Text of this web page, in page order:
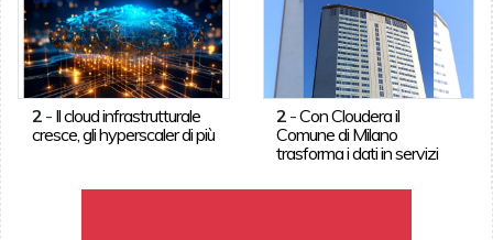
2- Il cloud infrastrutturale
cresce, gli hyperscaler di più
2 -Con Cloudera il
Comune di Milano
trasforma i dati in servizi